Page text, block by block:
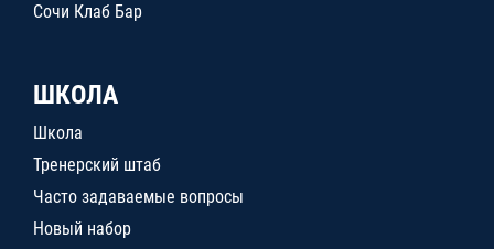
Сочи Клаб Бар
ШКОЛА
Школа
Тренерский штаб
Часто задаваемые вопросы
Новый набор